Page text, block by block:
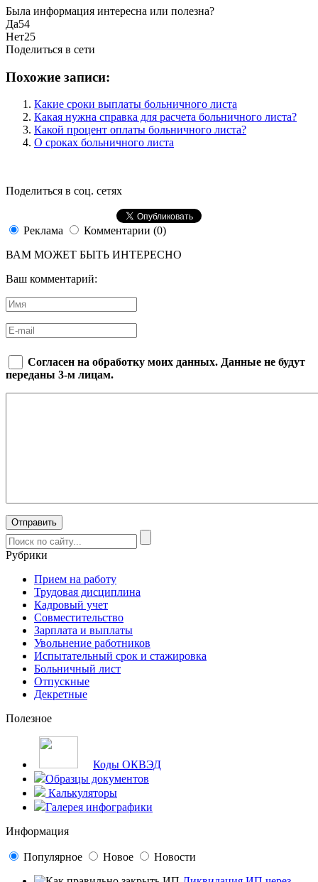
Была информация интересна или полезна?
Да54
Нет25
Поделиться в сети
Похожие записи:
Какие сроки выплаты больничного листа
Какая нужна справка для расчета больничного листа?
Какой процент оплаты больничного листа?
О сроках больничного листа
Поделиться в соц. сетях
Реклама
Комментарии (0)
ВАМ МОЖЕТ БЫТЬ ИНТЕРЕСНО
Ваш комментарий:
Согласен на обработку моих данных. Данные не будут
переданы 3-м лицам.
Рубрики
Прием на работу
Трудовая дисциплина
Кадровый учет
Совместительство
Зарплата и выплаты
Увольнение работников
Испытательный срок и стажировка
Больничный лист
Отпускные
Декретные
Полезное
Коды ОКВЭД
Образцы документов
Калькуляторы
Галерея инфографики
Информация
Популярное Новое
Новости